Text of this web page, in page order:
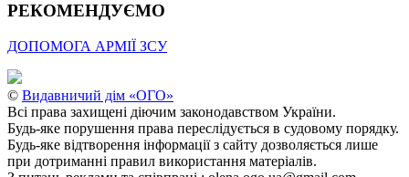
РЕКОМЕНДУЄМО
ДОПОМОГА АРМІЇ ЗСУ
© Видавничий дім «ОГО»
Всі права захищені діючим законодавством України.
Будь-яке порушення права переслідується в судовому порядку.
Будь-яке відтворення інформації з сайту дозволяється лише
при дотриманні правил використання матеріалів.